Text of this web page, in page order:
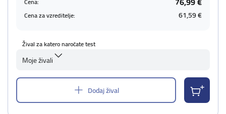
Cena za vzreditelje: 61,59 €
Žival za katero naročate test
Moje živali
Dodaj žival